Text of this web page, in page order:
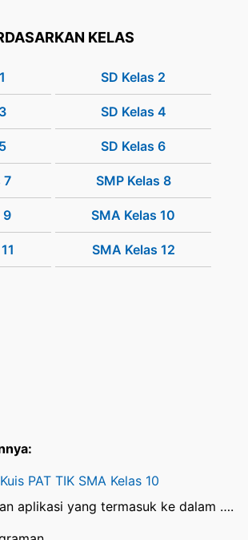
KELAS
SD Kelas 2
SD Kelas 4
SD Kelas 6
7 SMP Kelas 8
9 SMA Kelas 10
SMA Kelas 12
PAT TIK SMA Kelas 10
aplikasi yang termasuk ke dalam ….